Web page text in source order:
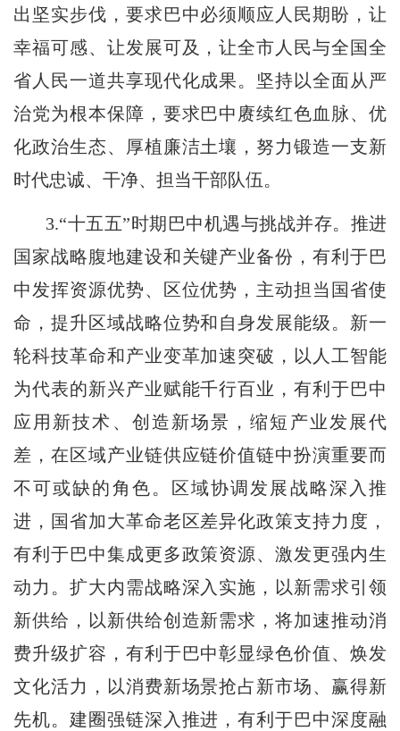
出坚实步伐，要求巴中必须顺应人民期盼，让
幸福可感、让发展可及，让全市人民与全国全
省人民一道共享现代化成果。坚持以全面从严
治党为根本保障，要求巴中赓续红色血脉、优
化政治生态、厚植廉洁土壤，努力锻造一支新
时代忠诚、干净、担当干部队伍。
3.“十五五”时期巴中机遇与挑战并存。推进
国家战略腹地建设和关键产业备份，有利于巴
中发挥资源优势、区位优势，主动担当国省使
命，提升区域战略位势和自身发展能级。新一
轮科技革命和产业变革加速突破，以人工智能
为代表的新兴产业赋能千行百业，有利于巴中
应用新技术、创造新场景，缩短产业发展代
差，在区域产业链供应链价值链中扮演重要而
不可或缺的角色。区域协调发展战略深入推
进，国省加大革命老区差异化政策支持力度，
有利于巴中集成更多政策资源、激发更强内生
动力。扩大内需战略深入实施，以新需求引领
新供给，以新供给创造新需求，将加速推动消
费升级扩容，有利于巴中彰显绿色价值、焕发
文化活力，以消费新场景抢占新市场、赢得新
先机。建圈强链深入推进，有利于巴中深度融